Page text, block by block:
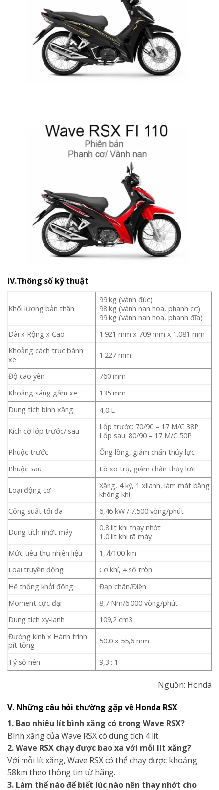
IV.Thông số kỹ thuật
Khối lượng bản thân
99 kg (vành đúc)
98 kg (vành nan hoa, phanh cơ)
99 kg (vành nan hoa, phanh đĩa)
Dài x Rộng x Cao
1.921 mm x 709 mm x 1.081 mm
Khoảng cách trục bánh
xe
1.227 mm
Độ cao yên
760 mm
Khoảng sáng gầm xe
135 mm
Dung tích bình xăng
4,0 L
Kích cỡ lớp trước/ sau
Lốp trước: 70/90 – 17 M/C 38P
Lốp sau: 80/90 – 17 M/C 50P
Phuộc trước
Ống lồng, giảm chấn thủy lực
Phuộc sau
Lò xo trụ, giảm chấn thủy lực
Loại động cơ
Xăng, 4 kỳ, 1 xilanh, làm mát bằng
không khí
Công suất tối đa
6,46 kW / 7.500 vòng/phút
Dung tích nhớt máy
0,8 lít khi thay nhớt
1,0 lít khi rã máy
Mức tiêu thụ nhiên liệu
1,7l/100 km
Loại truyền động
Cơ khí, 4 số tròn
Hệ thống khởi động
Đạp chân/Điện
Moment cực đại
8,7 Nm/6.000 vòng/phút
Dung tích xy-lanh
109,2 cm3
Đường kính x Hành trình
pít tông
50,0 x 55,6 mm
Tỷ số nén 9,3 : 1
Nguồn: Honda
V. Những câu hỏi thường gặp về Honda RSX
1. Bao nhiêu lít bình xăng có trong Wave RSX?
Bình xăng của Wave RSX có dung tích 4 lít.
2. Wave RSX chạy được bao xa với mỗi lít xăng?
Với mỗi lít xăng, Wave RSX có thể chạy được khoảng
58km theo thông tin từ hãng.
3. Làm thế nào để biết lúc nào nên thay nhớt cho